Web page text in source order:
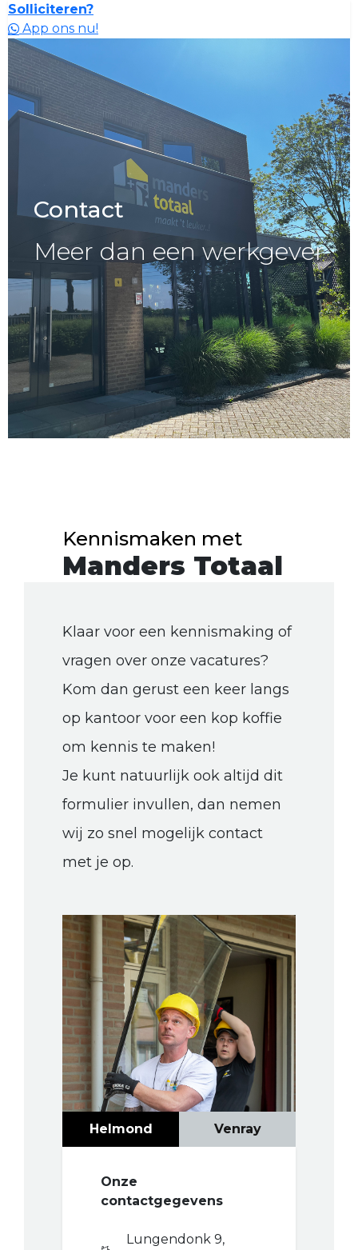
Solliciteren?
App ons nu!
Contact
Meer dan een werkgever
Kennismaken met
Manders Totaal
Klaar voor een kennismaking of
vragen over onze vacatures?
Kom dan gerust een keer langs
op kantoor voor een kop koffie
om kennis te maken!
Je kunt natuurlijk ook altijd dit
formulier invullen, dan nemen
wij zo snel mogelijk contact
met je op.
Helmond Venray
Onze
contactgegevens
Lungendonk 9,